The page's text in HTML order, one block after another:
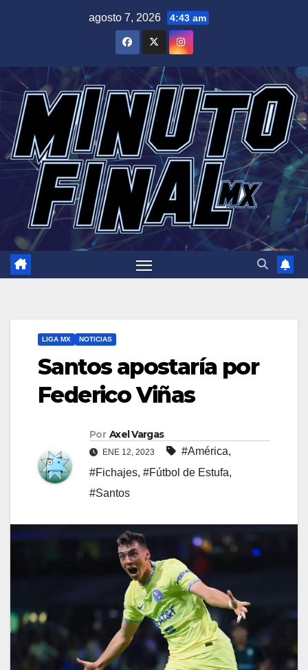
agosto 7, 2026 4:43 am
LIGA MX NOTICIAS
Santos apostaría por
Federico Viñas
Por Axel Vargas
ENE 12, 2023 #América,
#Fichajes, #Fútbol de Estufa,
#Santos